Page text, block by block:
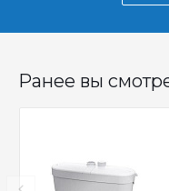
Ранее вы